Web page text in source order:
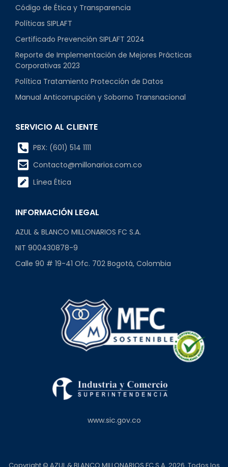
Código de Ética y Transparencia
Políticas SIPLAFT
Certificado Prevención SIPLAFT 2024
Reporte de Implementación de Mejores Prácticas
Corporativas 2023
Política Tratamiento Protección de Datos
Manual Anticorrupción y Soborno Transnacional
SERVICIO AL CLIENTE
PBX: (601) 514 1111
Contacto@millonarios.com.co
Línea Ética
INFORMACIÓN LEGAL
AZUL & BLANCO MILLONARIOS FC S.A.
NIT 900430878-9
Calle 90 # 19-41 Ofc. 702 Bogotá, Colombia
www.sic.gov.co